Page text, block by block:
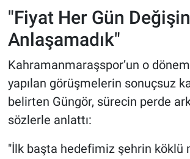
"Fiyat Her Gün
Anlaşamadık"
Kahramanmaraşspor’un o
yapılan görüşmelerin sonuçsuz
belirten Güngör, sürecin perde
sözlerle anlattı:
"İlk başta hedefimiz şehrin köklü